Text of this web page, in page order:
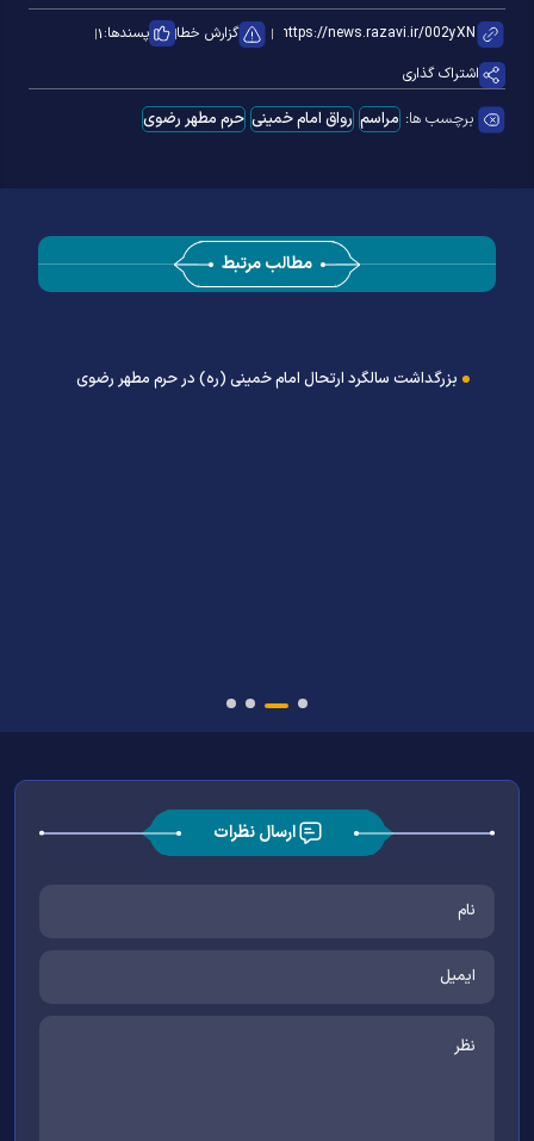
گزارش خطا پسندها:۱
اشتراک گذاری
برچسب ها: مراسم رواق امام خمینی حرم مطهر رضوی
مطالب مرتبط
بزرگداشت سالگرد ارتحال امام خمینی (ره) در حرم مطهر رضوی
ارسال نظرات